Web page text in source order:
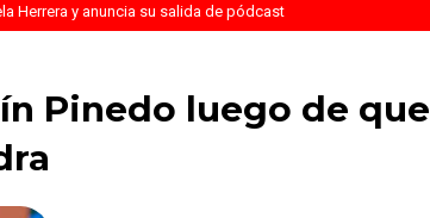
Herrera y anuncia su salida de pódcast
Pinedo luego de que